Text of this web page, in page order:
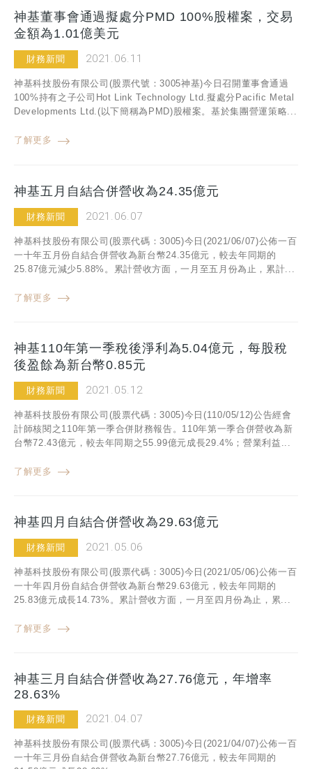
神基董事會通過擬處分PMD 100%股權案，交易
金額為1.01億美元
財務新聞 2021.06.11
神基科技股份有限公司(股票代號：3005神基)今日召開董事會通過
100%持有之子公司Hot Link Technology Ltd.擬處分Pacific Metal
Developments Ltd.(以下簡稱為PMD)股權案。基於集團營運策略...
了解更多
神基五月自結合併營收為24.35億元
財務新聞 2021.06.07
神基科技股份有限公司(股票代碼：3005)今日(2021/06/07)公佈一百
一十年五月份自結合併營收為新台幣24.35億元，較去年同期的
25.87億元減少5.88%。累計營收方面，一月至五月份為止，累計...
了解更多
神基110年第一季稅後淨利為5.04億元，每股稅
後盈餘為新台幣0.85元
財務新聞 2021.05.12
神基科技股份有限公司(股票代碼：3005)今日(110/05/12)公告經會
計師核閱之110年第一季合併財務報告。110年第一季合併營收為新
台幣72.43億元，較去年同期之55.99億元成長29.4%；營業利益...
了解更多
神基四月自結合併營收為29.63億元
財務新聞 2021.05.06
神基科技股份有限公司(股票代碼：3005)今日(2021/05/06)公佈一百
一十年四月份自結合併營收為新台幣29.63億元，較去年同期的
25.83億元成長14.73%。累計營收方面，一月至四月份為止，累...
了解更多
神基三月自結合併營收為27.76億元，年增率
28.63%
財務新聞 2021.04.07
神基科技股份有限公司(股票代碼：3005)今日(2021/04/07)公佈一百
一十年三月份自結合併營收為新台幣27.76億元，較去年同期的